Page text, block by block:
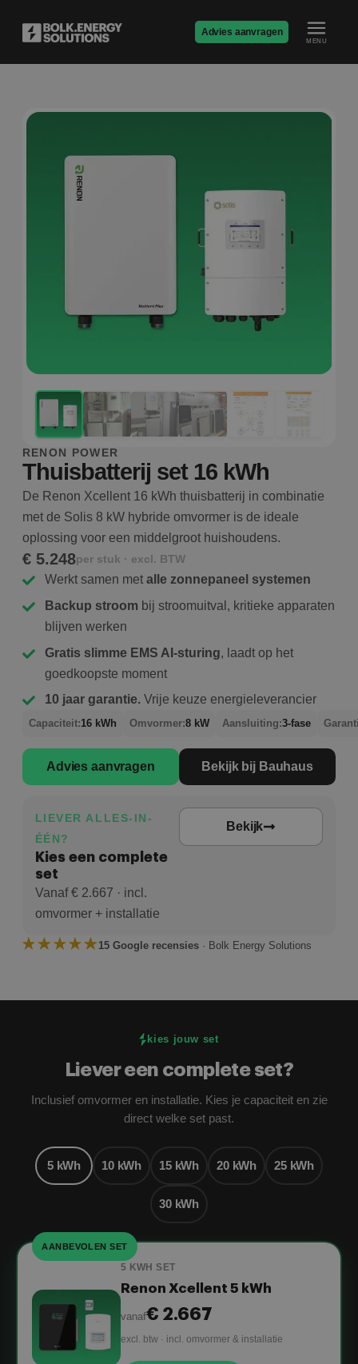
Advies aanvragen
MENU
RENON POWER
Thuisbatterij set 16 kWh
De Renon Xcellent 16 kWh thuisbatterij in combinatie
met de Solis 8 kW hybride omvormer is de ideale
oplossing voor een middelgroot huishoudens.
€ 5.248per stuk · excl. BTW
Werkt samen metalle zonnepaneel systemen
Backup stroom bij stroomuitval, kritieke apparaten
blijven werken
Gratis slimme EMS AI-sturing, laadt op het
goedkoopste moment
10 jaar garantie.Vrije keuze energieleverancier
Capaciteit:16 kWh Omvormer:8 kW Aansluiting:3-fase
Advies aanvragen Bekijk bij Bauhaus
LIEVER ALLES-IN-
ÉÉN?
Kies een complete
set
Vanaf € 2.667 · incl.
omvormer + installatie
Bekijk
15 Google recensies· Bolk Energy Solutions
kies jouw set
Liever een complete set?
Inclusief omvormer en installatie. Kies je capaciteit en zie
direct welke set past.
5 kWh 10 kWh 15 kWh 20 kWh 25 kWh
30 kWh
AANBEVOLEN SET
5 KWH SET
Renon Xcellent 5 kWh
vanaf€ 2.667
excl. btw · incl. omvormer & installatie